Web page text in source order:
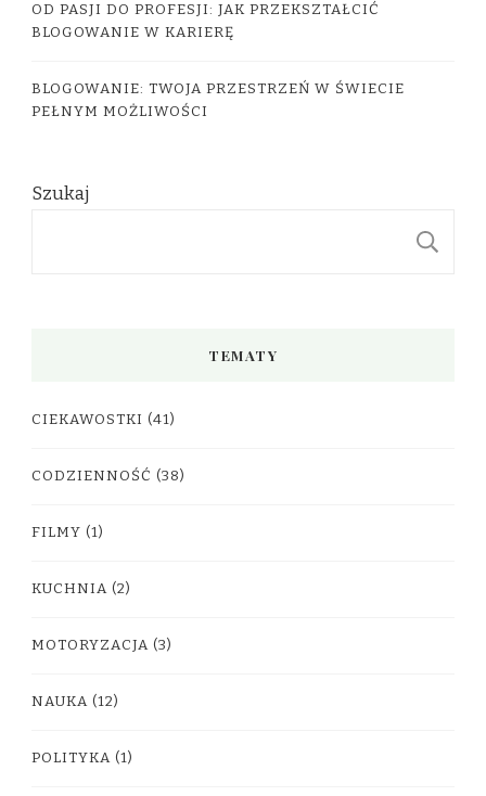
OD PASJI DO PROFESJI: JAK PRZEKSZTAŁCIĆ
BLOGOWANIE W KARIERĘ
BLOGOWANIE: TWOJA PRZESTRZEŃ W ŚWIECIE
PEŁNYM MOŻLIWOŚCI
Szukaj
TEMATY
CIEKAWOSTKI (41)
CODZIENNOŚĆ (38)
FILMY (1)
KUCHNIA (2)
MOTORYZACJA (3)
NAUKA (12)
POLITYKA (1)